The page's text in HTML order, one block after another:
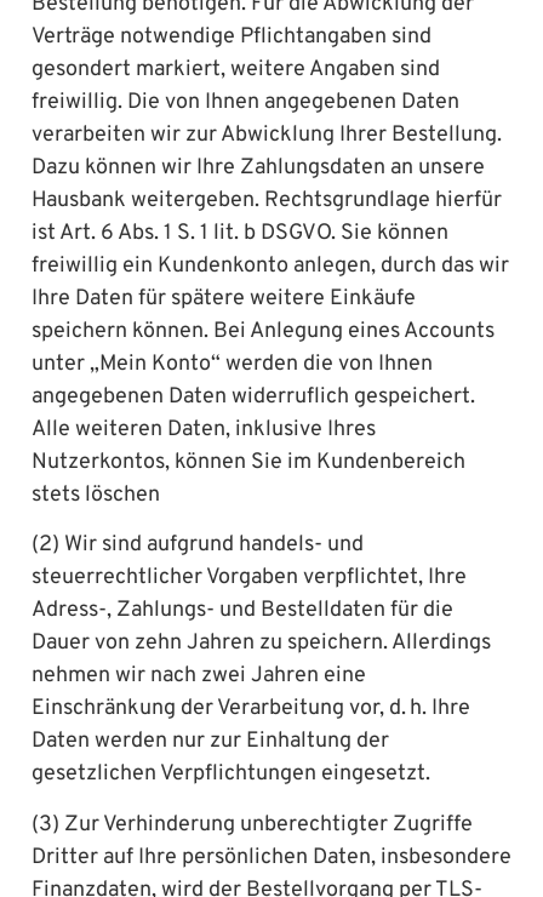
Verträge notwendige Pflichtangaben sind
gesondert markiert, weitere Angaben sind
freiwillig. Die von Ihnen angegebenen Daten
verarbeiten wir zur Abwicklung Ihrer Bestellung.
Dazu können wir Ihre Zahlungsdaten an unsere
Hausbank weitergeben. Rechtsgrundlage hierfür
ist Art. 6 Abs. 1 S. 1 lit. b DSGVO. Sie können
freiwillig ein Kundenkonto anlegen, durch das wir
Ihre Daten für spätere weitere Einkäufe
speichern können. Bei Anlegung eines Accounts
unter „Mein Konto“ werden die von Ihnen
angegebenen Daten widerruflich gespeichert.
Alle weiteren Daten, inklusive Ihres
Nutzerkontos, können Sie im Kundenbereich
stets löschen
(2) Wir sind aufgrund handels- und
steuerrechtlicher Vorgaben verpflichtet, Ihre
Adress-, Zahlungs- und Bestelldaten für die
Dauer von zehn Jahren zu speichern. Allerdings
nehmen wir nach zwei Jahren eine
Einschränkung der Verarbeitung vor, d. h. Ihre
Daten werden nur zur Einhaltung der
gesetzlichen Verpflichtungen eingesetzt.
(3) Zur Verhinderung unberechtigter Zugriffe
Dritter auf Ihre persönlichen Daten, insbesondere
Finanzdaten, wird der Bestellvorgang per TLS-